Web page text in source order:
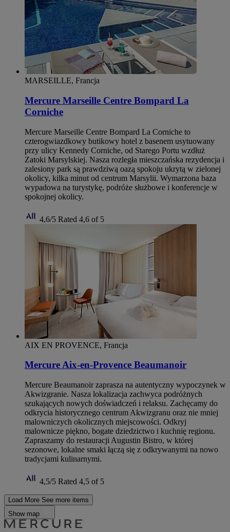
MARSEILLE, Francja
Mercure Marseille Centre Bompard La
Corniche
Mercure Marseille Centre Bompard La Corniche to
czterogwiazdkowy butikowy hotel z basenem usytuowany
przy ulicy Kennedy Corniche, od Starego Portu wzdłuż
Zatoki Marsylskiej. Nasza rozległa mieszczańska rezydencja i
zalesiony park są prawdziwą oazą spokoju ukrytą w zielonej
okolicy, kilka minut od centrum Marsylii. Wymarzona baza
wypadowa na turystykę, podróże służbowe i konferencje w
spokojnej okolicy.
4,6/5 Rated 4,6 of 5
AIX EN PROVENCE, Francja
Mercure Aix-en-Provence Beaumanoir
Mercure Beaumanoir zaprasza na autentyczny wypoczynek w
Akwizgranie. Nasza lokalizacja zachwyca podróżnych
szukających nowych doświadczeń i relaksu. Zachęcamy do
odkrycia historycznego centrum Akwizgranu oraz nie mniej
malowniczych okolicznych miejscowości. Odkryj
malownicze piękno, bogate dziedzictwo i kuchnię regionu.
Zapraszamy do restauracji Augustin Bistro, w której
sezonowe, lokalne smaki łączą się z odkrywanymi na nowo
tradycjami kulinarnymi.
4,5/5 Rated 4,5 of 5
Load More See more items
Show map